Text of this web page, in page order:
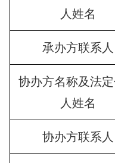
人姓名
承办方联系人
协办方名称及法
人姓名
协办方联系人